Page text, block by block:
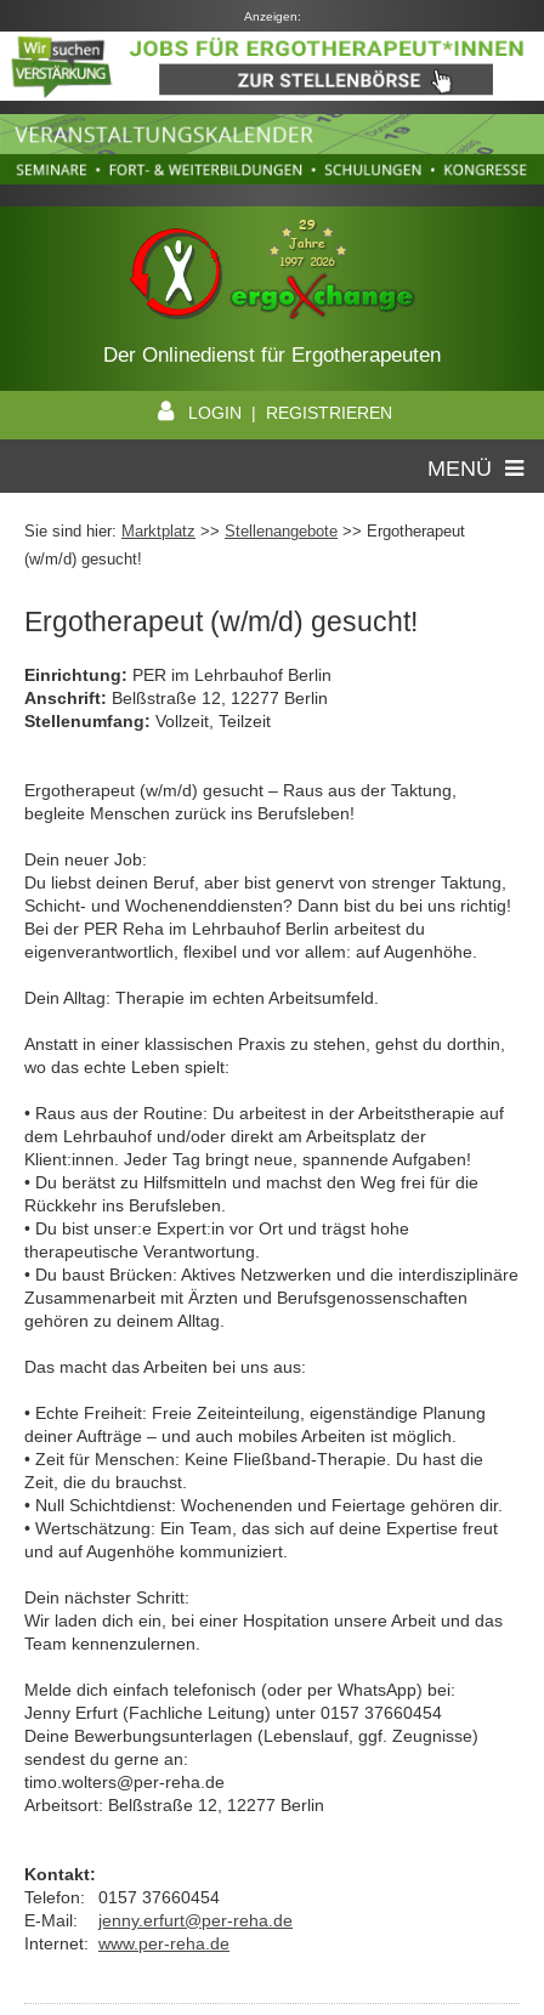
Anzeigen:
Der Onlinedienst für Ergotherapeuten
LOGIN | REGISTRIEREN
MENÜ
Sie sind hier: Marktplatz >> Stellenangebote >> Ergotherapeut
(w/m/d) gesucht!
Ergotherapeut (w/m/d) gesucht!
Einrichtung: PER im Lehrbauhof Berlin
Anschrift: Belßstraße 12, 12277 Berlin
Stellenumfang: Vollzeit, Teilzeit
Ergotherapeut (w/m/d) gesucht – Raus aus der Taktung,
begleite Menschen zurück ins Berufsleben!
Dein neuer Job:
Du liebst deinen Beruf, aber bist genervt von strenger Taktung,
Schicht- und Wochenenddiensten? Dann bist du bei uns richtig!
Bei der PER Reha im Lehrbauhof Berlin arbeitest du
eigenverantwortlich, flexibel und vor allem: auf Augenhöhe.
Dein Alltag: Therapie im echten Arbeitsumfeld.
Anstatt in einer klassischen Praxis zu stehen, gehst du dorthin,
wo das echte Leben spielt:
• Raus aus der Routine: Du arbeitest in der Arbeitstherapie auf
dem Lehrbauhof und/oder direkt am Arbeitsplatz der
Klient:innen. Jeder Tag bringt neue, spannende Aufgaben!
• Du berätst zu Hilfsmitteln und machst den Weg frei für die
Rückkehr ins Berufsleben.
• Du bist unser:e Expert:in vor Ort und trägst hohe
therapeutische Verantwortung.
• Du baust Brücken: Aktives Netzwerken und die interdisziplinäre
Zusammenarbeit mit Ärzten und Berufsgenossenschaften
gehören zu deinem Alltag.
Das macht das Arbeiten bei uns aus:
• Echte Freiheit: Freie Zeiteinteilung, eigenständige Planung
deiner Aufträge – und auch mobiles Arbeiten ist möglich.
• Zeit für Menschen: Keine Fließband-Therapie. Du hast die
Zeit, die du brauchst.
• Null Schichtdienst: Wochenenden und Feiertage gehören dir.
• Wertschätzung: Ein Team, das sich auf deine Expertise freut
und auf Augenhöhe kommuniziert.
Dein nächster Schritt:
Wir laden dich ein, bei einer Hospitation unsere Arbeit und das
Team kennenzulernen.
Melde dich einfach telefonisch (oder per WhatsApp) bei:
Jenny Erfurt (Fachliche Leitung) unter 0157 37660454
Deine Bewerbungsunterlagen (Lebenslauf, ggf. Zeugnisse)
sendest du gerne an:
timo.wolters@per-reha.de
Arbeitsort: Belßstraße 12, 12277 Berlin
Kontakt:
Telefon:
0157 37660454
E-Mail:
jenny.erfurt@per-reha.de
Internet: www.per-reha.de